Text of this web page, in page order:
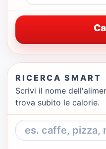
RICERCA SMART
Scrivi il nome
trova subito le calorie.